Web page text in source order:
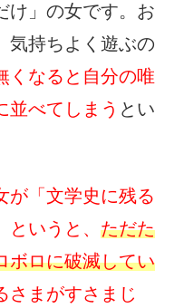
け」の女です。お
気持ちよく遊ぶの
くなると自分の唯
並べてしまう とい
が「文学史に残る
いうと、 ただた
ボロに破滅してい
さまがすさまじ